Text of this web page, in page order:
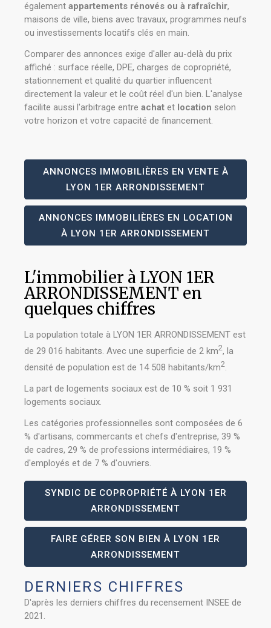
également appartements rénovés ou à rafraîchir,
maisons de ville, biens avec travaux, programmes neufs
ou investissements locatifs clés en main.
Comparer des annonces exige d'aller au-delà du prix
affiché : surface réelle, DPE, charges de copropriété,
stationnement et qualité du quartier influencent
directement la valeur et le coût réel d'un bien. L'analyse
facilite aussi l'arbitrage entre achat et location selon
votre horizon et votre capacité de financement.
ANNONCES IMMOBILIÈRES EN VENTE À
LYON 1ER ARRONDISSEMENT
ANNONCES IMMOBILIÈRES EN LOCATION
À LYON 1ER ARRONDISSEMENT
L'immobilier à LYON 1ER
ARRONDISSEMENT en
quelques chiffres
La population totale à LYON 1ER ARRONDISSEMENT est
de 29 016 habitants. Avec une superficie de 2 km2, la
densité de population est de 14 508 habitants/km2.
La part de logements sociaux est de 10 % soit 1 931
logements sociaux.
Les catégories professionnelles sont composées de 6
% d'artisans, commercants et chefs d'entreprise, 39 %
de cadres, 29 % de professions intermédiaires, 19 %
d'employés et de 7 % d'ouvriers.
SYNDIC DE COPROPRIÉTÉ À LYON 1ER
ARRONDISSEMENT
FAIRE GÉRER SON BIEN À LYON 1ER
ARRONDISSEMENT
DERNIERS CHIFFRES
D'après les derniers chiffres du recensement INSEE de
2021.